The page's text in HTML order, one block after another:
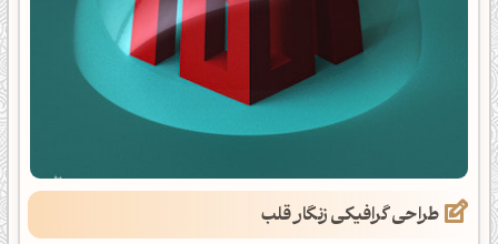
طراحی گرافیکی زنگار قلب